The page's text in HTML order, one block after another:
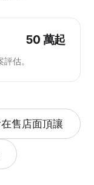
50 萬起
估。
售店面頂讓